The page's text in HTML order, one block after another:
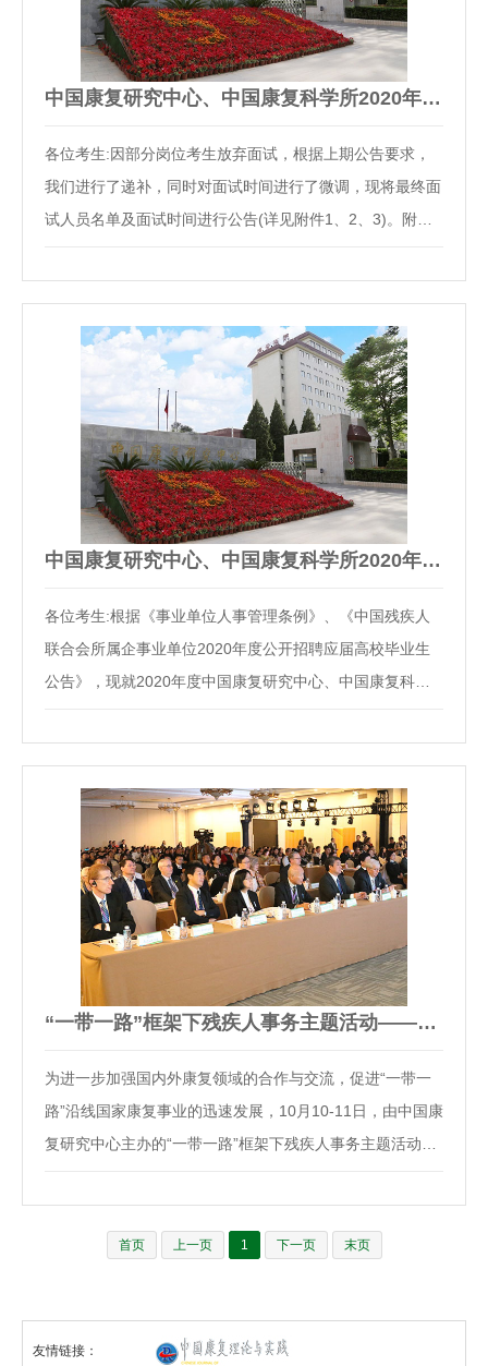
中国康复研究中心、中国康复科学所2020年度公开招聘应届毕业…
各位考生:因部分岗位考生放弃面试，根据上期公告要求，
我们进行了递补，同时对面试时间进行了微调，现将最终面
试人员名单及面试时间进行公告(详见附件1、2、3)。附件
学所面试人员名单.xlsx附件3：面试时间安排.docx中国康复
中国康复研究中心、中国康复科学所2020年度公开招聘应届毕业…
各位考生:根据《事业单位人事管理条例》、《中国残疾人
联合会所属企事业单位2020年度公开招聘应届高校毕业生
公告》，现就2020年度中国康复研究中心、中国康复科学
试人员名单及时间安排(详见附件1、2)二、面试确认请进入
“一带一路”框架下残疾人事务主题活动——2019北京国际康复论…
为进一步加强国内外康复领域的合作与交流，促进“一带一
路”沿线国家康复事业的迅速发展，10月10-11日，由中国康
复研究中心主办的“一带一路”框架下残疾人事务主题活动
行。来自中国、日本、挪威、德国、俄罗斯、比利时、以色
列、新西兰等10余个国家与地区，以及国内19个省…
首页 上一页 1 下一页 末页
友情链接：